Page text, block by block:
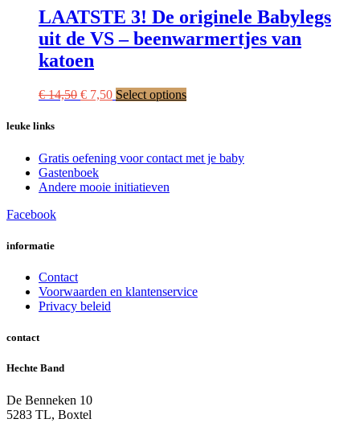
on
the
product
page
multiple
variants.
The
chosen
page
LAATSTE 3! De originele Babylegs
uit de VS – beenwarmertjes van
katoen
€14,50 Original
€ 7,50Current
Select optionsThis
variants.
The
leuke links
Gratis oefening voor contact met je baby
Gastenboek
Andere mooie initiatieven
Facebook
informatie
Contact
Voorwaarden en klantenservice
Privacy beleid
contact
Hechte Band
De Benneken 10
5283 TL, Boxtel